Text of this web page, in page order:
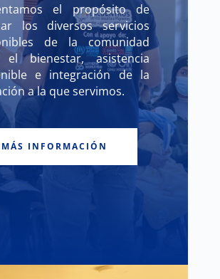
el propósito de
los diversos servicios
de la comunidad
el bienestar, asistencia
e integración de la
a la que servimos.
MÁS INFORMACIÓN